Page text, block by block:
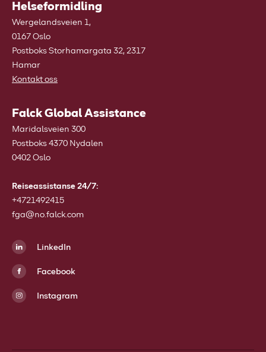
Helseformidling
Wergelandsveien 1,
0167 Oslo
Postboks Storhamargata 32, 2317
Hamar
Kontakt oss
Falck Global Assistance
Maridalsveien 300
Postboks 4370 Nydalen
0402 Oslo
Reiseassistanse 24/7:
+4721492415
fga@no.falck.com
LinkedIn
Facebook
Instagram